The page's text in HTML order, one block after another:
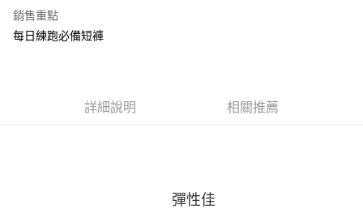
銷售重點
每日練跑必備短褲
詳細說明 相關推薦
彈性佳